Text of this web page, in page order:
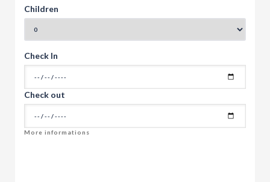
Children
Check In
Check out